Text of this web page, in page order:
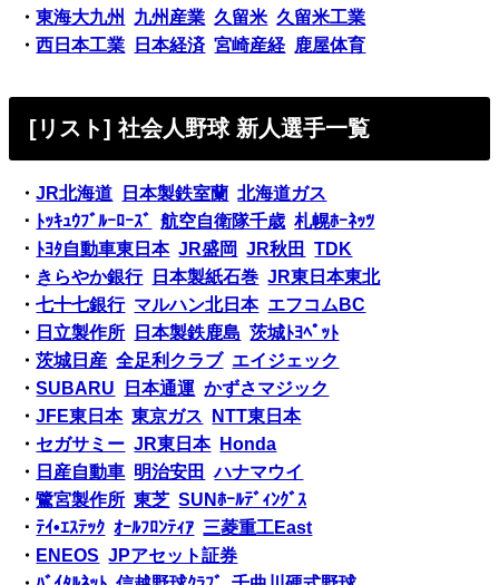
・東海大九州 九州産業 久留米 久留米工業
・西日本工業 日本経済 宮崎産経 鹿屋体育
[リスト] 社会人野球 新人選手一覧
・JR北海道 日本製鉄室蘭 北海道ガス
・ ﾄｯｷｭｳﾌﾞﾙｰﾛｰｽﾞ 航空自衛隊千歳 札幌ﾎｰﾈｯﾂ
・ ﾄﾖﾀ自動車東日本 JR盛岡 JR秋田
TDK
・ きらやか銀行 日本製紙石巻 JR東日本東北
・七十七銀行 マルハン北日本 エフコムBC
・ 日立製作所 日本製鉄鹿島 茨城ﾄﾖﾍﾟｯﾄ
・茨城日産 全足利クラブ エイジェック
・SUBARU 日本通運 かずさマジック
・JFE東日本 東京ガス
NTT東日本
・ セガサミー JR東日本
Honda
・ 日産自動車 明治安田
ハナマウイ
・鷺宮製作所 東芝 SUNﾎｰﾙﾃﾞｨﾝｸﾞｽ
・ﾃｲ•ｴｽﾃｯｸ ｵｰﾙﾌﾛﾝﾃｨｱ 三菱重工East
・ ENEOS JPアセット証券